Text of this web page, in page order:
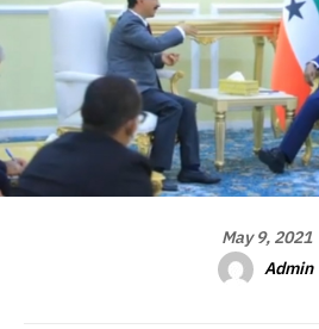
May 9, 2021
Admin